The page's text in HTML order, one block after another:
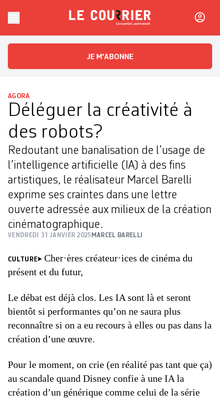
Le CourrierL'essentiel, autrement
JE M'ABONNE
AGORA
Déléguer la créativité à
des robots?
Redoutant une banalisation de l’usage de
l’intelligence artificielle (IA) à des fins
artistiques, le réalisateur Marcel Barelli
exprime ses craintes dans une lettre
ouverte adressée aux milieux de la création
cinématographique.
VENDREDI 31 JANVIER 2025 MARCEL BARELLI
CULTURE
Cher·ères créateur·ices de cinéma du
présent et du futur,
Le débat est déjà clos. Les IA sont là et seront
bientôt si performantes qu’on ne saura plus
reconnaître si on a eu recours à elles ou pas dans la
création d’une œuvre.
Pour le moment, on crie (en réalité pas tant que ça)
au scandale quand Disney confie à une IA la
création d’un générique comme celui de la série